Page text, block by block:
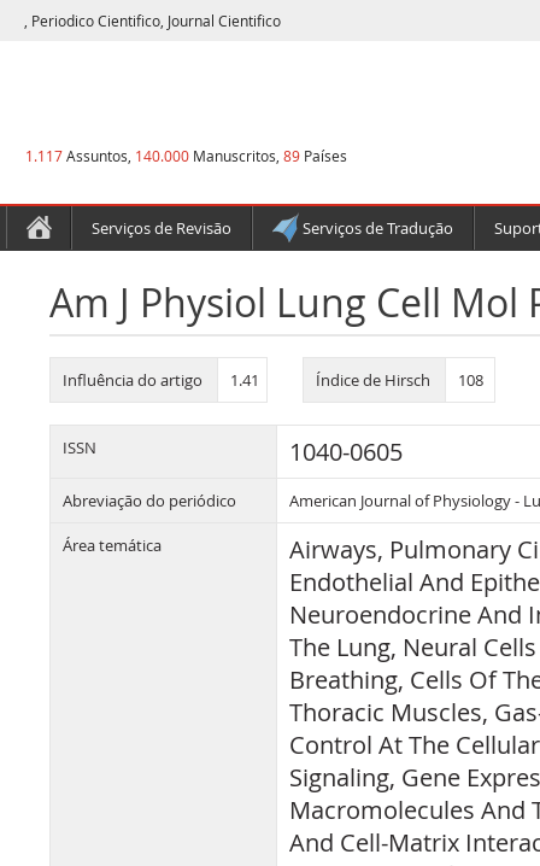
, Periodico Cientifico, Journal Cientifico
1.117Assuntos, 140.000 Manuscritos, 89 Países
Serviços de Revisão Serviços de Tradução
Am J Physiol Lung Cell Mol
Influência do artigo 1.41 Índice de Hirsch 108
ISSN 1040-0605
Abreviação do periódico American Journal of Physiology -
Área temática
Airways, Pulmonary
Endothelial And
Neuroendocrine And
The Lung, Neural
Breathing, Cells Of
Thoracic Muscles,
Control At The
Signaling, Gene
Macromolecules And
And Cell-Matrix